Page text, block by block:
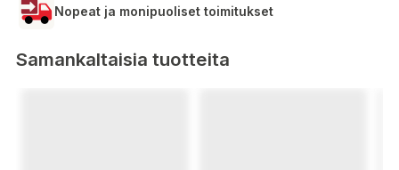
Nopeat ja monipuoliset toimitukset
Samankaltaisia tuotteita